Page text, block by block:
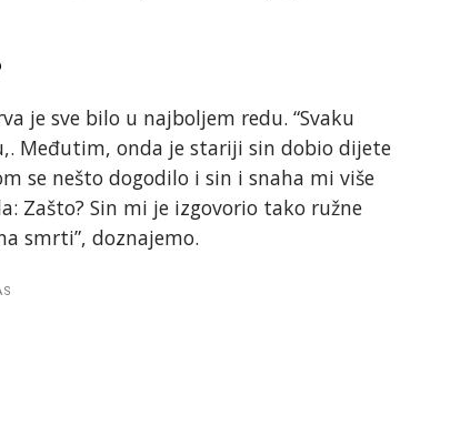
je sve bilo u najboljem redu. “Svaku
Međutim, onda je stariji sin dobio dijete
se nešto dogodilo i sin i snaha mi više
Zašto? Sin mi je izgovorio tako ružne
smrti”, doznajemo.